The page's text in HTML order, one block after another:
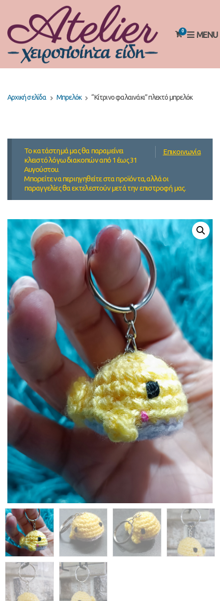
0 MENU
Αρχική σελίδα Μπρελόκ “Κίτρινο φαλαινάκι” πλεκτό μπρελόκ
Επικοινωνία
Το κατάστημά μας θα παραμείνει
κλειστό λόγω διακοπών από 1 έως 31
Αυγούστου.
Μπορείτε να περιηγηθείτε στα προϊόντα, αλλά οι
παραγγελίες θα εκτελεστούν μετά την επιστροφή μας.